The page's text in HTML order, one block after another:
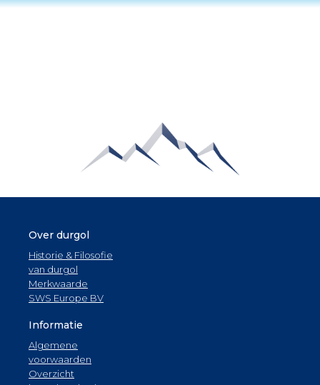
Over durgol
Historie & Filosofie
van durgol
Merkwaarde
SWS Europe BV
Informatie
Algemene
voorwaarden
Overzicht